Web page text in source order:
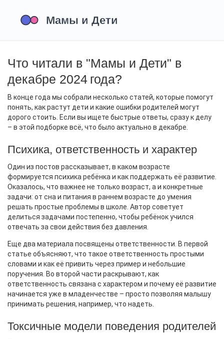
Что читали в "Мамы и Дети" в
декабре 2024 года?
В конце года мы собрали несколько статей, которые помогут
понять, как растут дети и какие ошибки родителей могут
дорого стоить. Если вы ищете быстрые ответы, сразу к делу
– в этой подборке всё, что было актуально в декабре.
Психика, ответственность и характер
Один из постов рассказывает, в каком возрасте
формируется психика ребёнка и как поддержать её развитие.
Оказалось, что важнее не только возраст, а и конкретные
задачи: от сна и питания в раннем возрасте до умения
решать простые проблемы в школе. Автор советует
делиться задачами постепенно, чтобы ребёнок учился
отвечать за свои действия без давления.
Еще два материала посвящены ответственности. В первой
статье объясняют, что такое ответственность простыми
словами и как её привить через пример и небольшие
поручения. Во второй части раскрывают, как
ответственность связана с характером и почему её развитие
начинается уже в младенчестве – просто позволяя малышу
принимать решения, например, что надеть.
Токсичные модели поведения родителей